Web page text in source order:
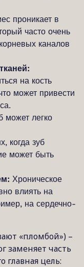
проникает в
часто очень
каналов
на кость
может привести
может легко
когда зуб
может быть
Хроническое
влиять на
на сердечно-
«пломбой») –
заменяет часть
главная цель: